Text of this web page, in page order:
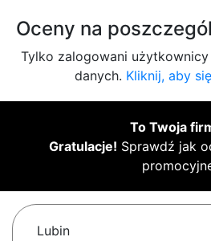
Oceny na
Tylko zalogowani
danych. Kliknij, aby
To Twoja
Gratulacje! Sprawdź jak
Lubin